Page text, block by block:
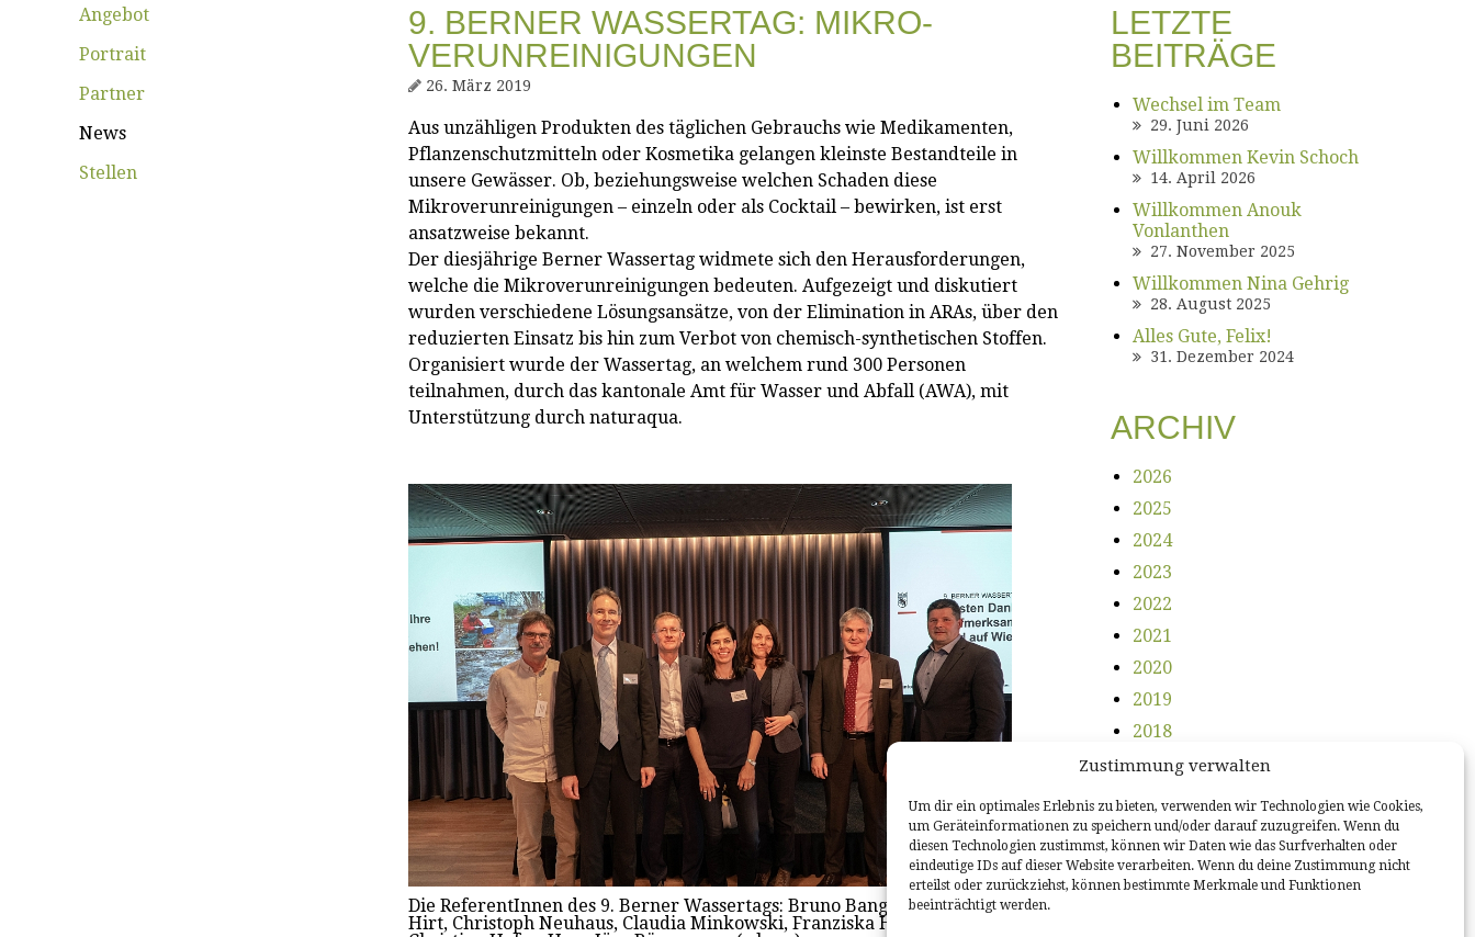
Zustimmung verwalten
Um dir ein optimales Erlebnis zu bieten, verwenden wir Technologien wie Cookies,
um Geräteinformationen zu speichern und/oder darauf zuzugreifen. Wenn du
diesen Technologien zustimmst, können wir Daten wie das Surfverhalten oder
eindeutige IDs auf dieser Website verarbeiten. Wenn du deine Zustimmung nicht
erteilst oder zurückziehst, können bestimmte Merkmale und Funktionen
beeinträchtigt werden.
Angebot
Portrait
Partner
News
Stellen
9. BERNER WASSERTAG: MIKRO-
VERUNREINIGUNGEN
26. März 2019
Aus unzähligen Produkten des täglichen Gebrauchs wie Medikamenten,
Pflanzenschutzmitteln oder Kosmetika gelangen kleinste Bestandteile in
unsere Gewässer. Ob, beziehungsweise welchen Schaden diese
Mikroverunreinigungen – einzeln oder als Cocktail – bewirken, ist erst
ansatzweise bekannt.
Der diesjährige Berner Wassertag widmete sich den Herausforderungen,
welche die Mikroverunreinigungen bedeuten. Aufgezeigt und diskutiert
wurden verschiedene Lösungsansätze, von der Elimination in ARAs, über den
reduzierten Einsatz bis hin zum Verbot von chemisch-synthetischen Stoffen.
Organisiert wurde der Wassertag, an welchem rund 300 Personen
teilnahmen, durch das kantonale Amt für Wasser und Abfall (AWA), mit
Unterstützung durch naturaqua.
Die ReferentInnen des 9. Berner Wassertags: Bruno Bangerter, Andreas
Hirt, Christoph Neuhaus, Claudia Minkowski, Franziska Herren,
LETZTE
BEITRÄGE
Wechsel im Team
29. Juni 2026
Willkommen Kevin Schoch
14. April 2026
Willkommen Anouk
Vonlanthen
27. November 2025
Willkommen Nina Gehrig
28. August 2025
Alles Gute, Felix!
31. Dezember 2024
ARCHIV
2026
2025
2024
2023
2022
2021
2020
2019
2018
2017
2015
2014